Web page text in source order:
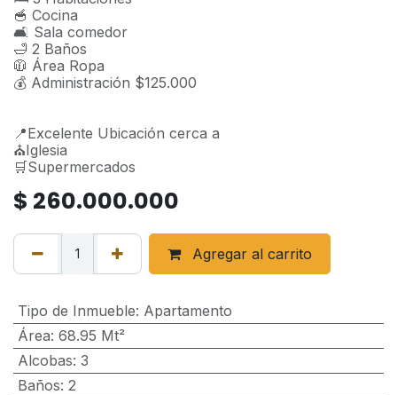
🥣 Cocina
🛋️ Sala comedor
🛁 2 Baños
🧥 Área Ropa
💰 Administración $125.000
📍Excelente Ubicación cerca a
⛪Iglesia
🛒Supermercados
$ 260.000.000
Agregar al carrito
Tipo de Inmueble: Apartamento
Área: 68.95 Mt²
Alcobas: 3
Baños: 2